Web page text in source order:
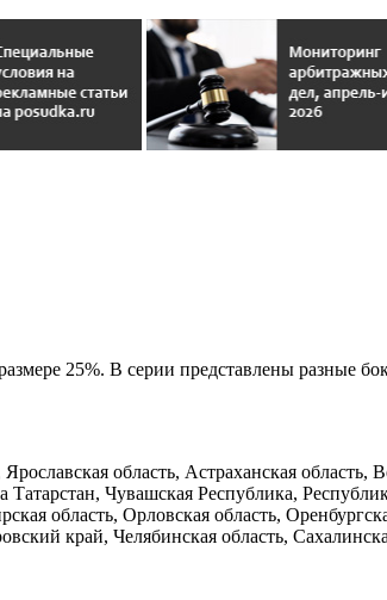
25%. В серии представлены разные
область, Астраханская область,
Чувашская Республика,
область, Орловская область,
край, Челябинская область,